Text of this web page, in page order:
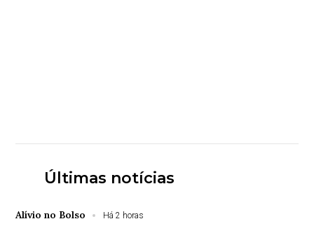
Últimas notícias
Alívio no Bolso Há 2 horas